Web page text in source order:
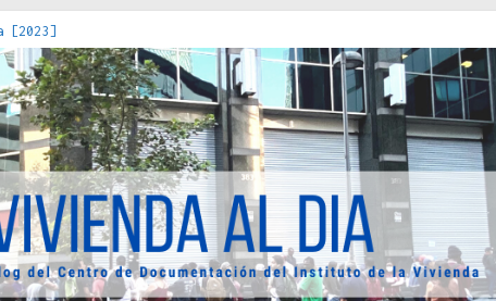
[2023]
Estados : políticas, prácticas y representaciones [2022]
: hacia una teoría crítica de las fronteras latinoamericanas
[2019]
Obrero en Santiago : un patrimonio emblemático [2014]